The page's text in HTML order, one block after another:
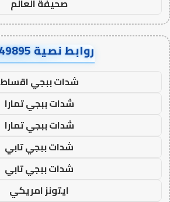
روابط نصية AA49895
شدات ببجي اقساط
شدات ببجي تمارا
شدات ببجي تمارا
شدات ببجي تابي
شدات ببجي تابي
ايتونز امريكي